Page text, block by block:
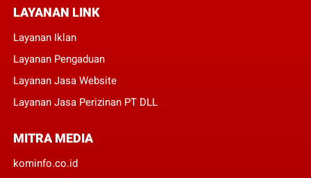
LAYANAN LINK
Layanan Iklan
Layanan Pengaduan
Layanan Jasa Website
Layanan Jasa Perizinan PT DLL
MITRA MEDIA
kominfo.co.id